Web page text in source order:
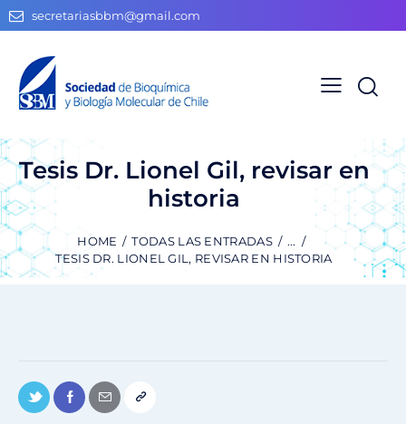
secretariasbbm@gmail.com
Tesis Dr. Lionel Gil, revisar en
historia
HOME TODAS LAS ENTRADAS
...
TESIS DR. LIONEL GIL, REVISAR EN HISTORIA